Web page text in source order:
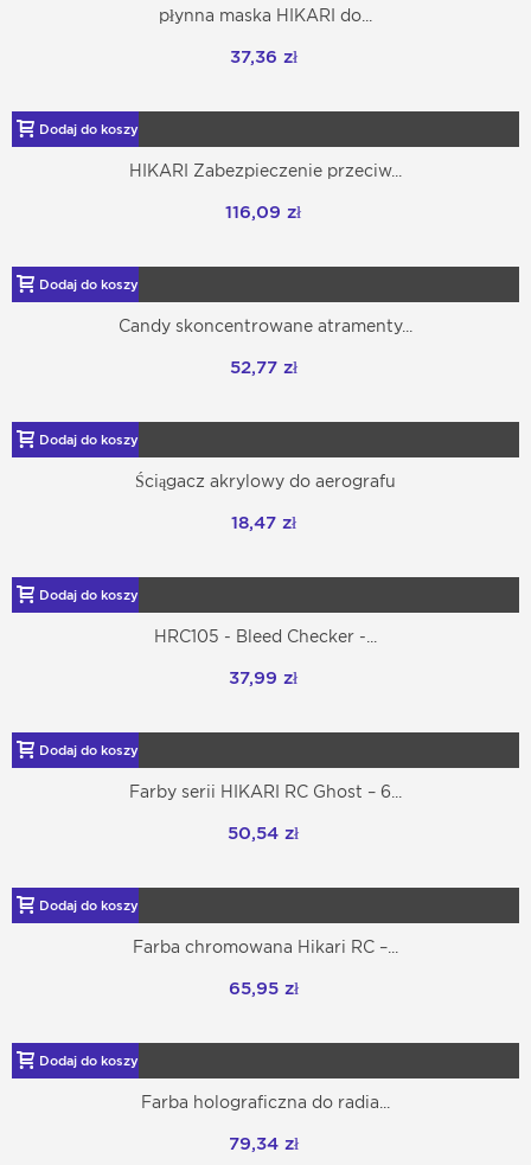
płynna maska HIKARI do...
37,36 zł
Dodaj do koszyka
HIKARI Zabezpieczenie przeciw...
116,09 zł
Dodaj do koszyka
Candy skoncentrowane atramenty...
52,77 zł
Dodaj do koszyka
Ściągacz akrylowy do aerografu
18,47 zł
Dodaj do koszyka
HRC105 - Bleed Checker -...
37,99 zł
Dodaj do koszyka
Farby serii HIKARI RC Ghost – 6...
50,54 zł
Dodaj do koszyka
Farba chromowana Hikari RC –...
65,95 zł
Dodaj do koszyka
Farba holograficzna do radia...
79,34 zł